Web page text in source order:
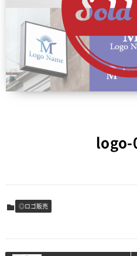
logo-
◎ロゴ販売